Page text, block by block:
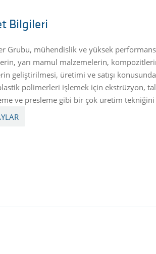
Bilgileri
Grubu, mühendislik ve yüksek
yarı mamul malzemelerin,
geliştirilmesi, üretimi ve satışı konusunda
polimerleri işlemek için ekstrüzyon,
ve presleme gibi bir çok üretim tekniğini